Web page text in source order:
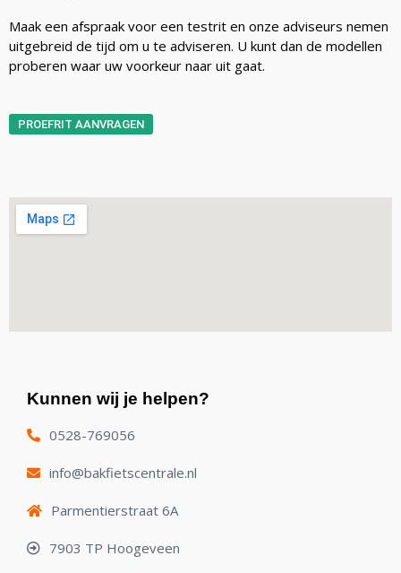
Maak een afspraak voor een testrit en onze adviseurs nemen
uitgebreid de tijd om u te adviseren. U kunt dan de modellen
proberen waar uw voorkeur naar uit gaat.
PROEFRIT AANVRAGEN
Kunnen wij je helpen?
0528-769056
info@bakfietscentrale.nl
Parmentierstraat 6A
7903 TP Hoogeveen